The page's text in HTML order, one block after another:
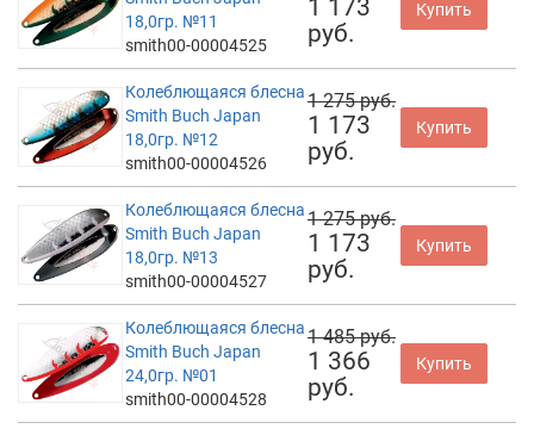
18,0гр. №11
smith00-00004525
1 173
руб.
Купить
Колеблющаяся блесна
Smith Buch Japan
18,0гр. №12
smith00-00004526
1 275 руб.
1 173
руб.
Купить
Колеблющаяся блесна
Smith Buch Japan
18,0гр. №13
smith00-00004527
1 275 руб.
1 173
руб.
Купить
Колеблющаяся блесна
Smith Buch Japan
24,0гр. №01
smith00-00004528
1 485 руб.
1 366
руб.
Купить